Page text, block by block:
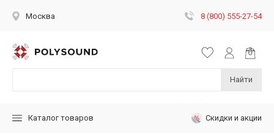
Москва 8 (800) 555-27-54
Найти
Каталог товаров Скидки и акции